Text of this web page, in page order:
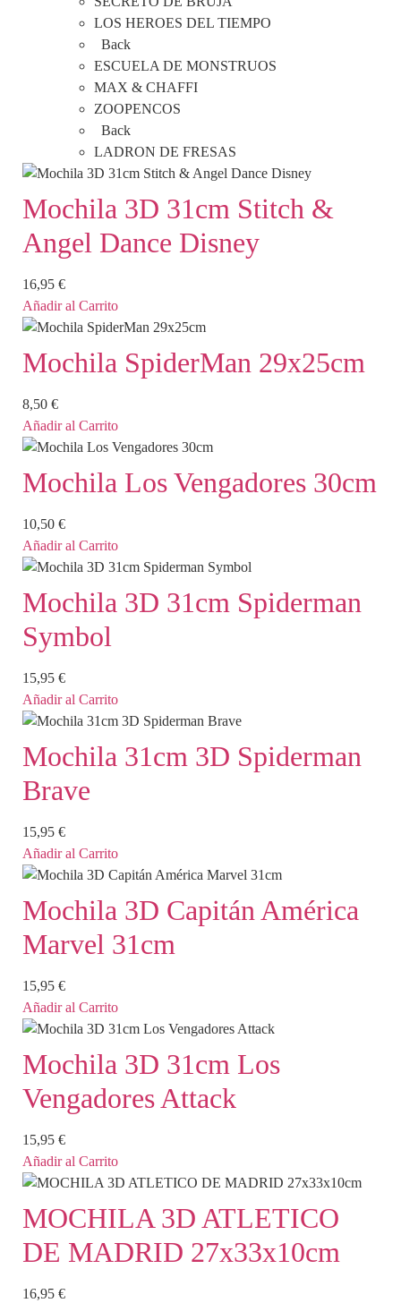
LOS HEROES DEL TIEMPO
Back
ESCUELA DE MONSTRUOS
MAX & CHAFFI
ZOOPENCOS
Back
LADRON DE FRESAS
Mochila 3D 31cm Stitch &
Angel Dance Disney
16,95 €
Añadir al Carrito
Mochila SpiderMan 29x25cm
8,50 €
Añadir al Carrito
Mochila Los Vengadores 30cm
10,50 €
Añadir al Carrito
Mochila 3D 31cm Spiderman
Symbol
15,95 €
Añadir al Carrito
Mochila 31cm 3D Spiderman
Brave
15,95 €
Añadir al Carrito
Mochila 3D Capitán América
Marvel 31cm
15,95 €
Añadir al Carrito
Mochila 3D 31cm Los
Vengadores Attack
15,95 €
Añadir al Carrito
MOCHILA 3D ATLETICO
DE MADRID 27x33x10cm
16,95 €